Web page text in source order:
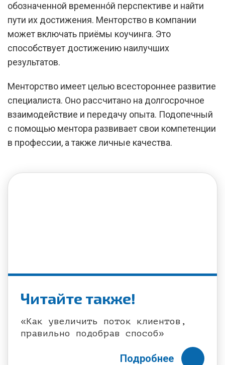
обозначенной временно́й перспективе и найти
пути их достижения. Менторство в компании
может включать приёмы коучинга. Это
способствует достижению наилучших
результатов.
Менторство имеет целью всестороннее развитие
специалиста. Оно рассчитано на долгосрочное
взаимодействие и передачу опыта. Подопечный
с помощью ментора развивает свои компетенции
в профессии, а также личные качества.
Читайте также!
«Как увеличить поток клиентов,
правильно подобрав способ»
Подробнее